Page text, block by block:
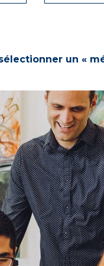
un «